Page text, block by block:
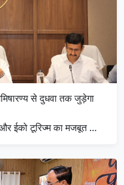
से दुधवा तक जुड़ेगा
ईको टूरिज्म का मजबूत …